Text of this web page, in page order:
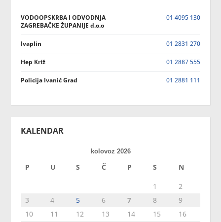
VODOOPSKRBA I ODVODNJA
ZAGREBAČKE ŽUPANIJE d.o.o
01 4095 130
Ivaplin 01 2831 270
Hep Križ 01 2887 555
Policija Ivanić Grad 01 2881 111
KALENDAR
kolovoz 2026
P U S Č P S N
1
2
3
4 5 6 7 8
9
10
11 12 13 14 15
16